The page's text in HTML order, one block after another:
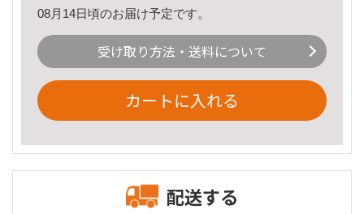
08月14日頃のお届け予定です。
受け取り方法・送料について
カートに入れる
配送する